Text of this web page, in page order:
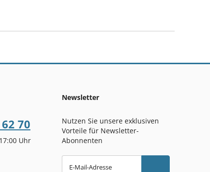
70
Uhr
Newsletter
Nutzen Sie unsere exklusiven
Vorteile für Newsletter-
Abonnenten
E-Mail-Adresse